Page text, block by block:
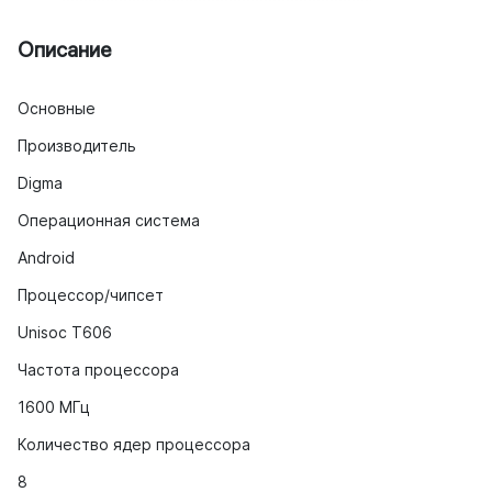
Описание
Основные
Производитель
Digma
Операционная система
Android
Процессор/чипсет
Unisoc T606
Частота процессора
1600 МГц
Количество ядер процессора
8